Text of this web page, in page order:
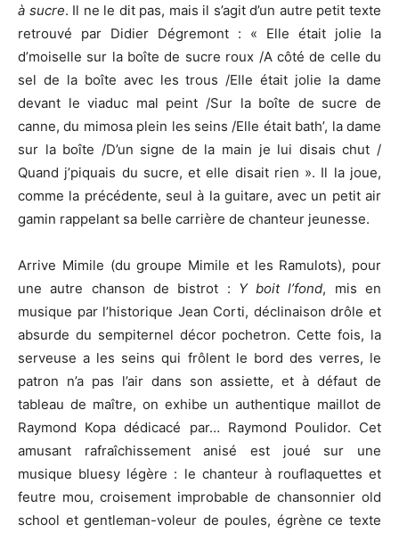
à sucre. Il ne le dit pas, mais il s’agit d’un autre petit texte
retrouvé par Didier Dégremont : « Elle était jolie la
d’moiselle sur la boîte de sucre roux /A côté de celle du
sel de la boîte avec les trous /Elle était jolie la dame
devant le viaduc mal peint /Sur la boîte de sucre de
canne, du mimosa plein les seins /Elle était bath’, la dame
sur la boîte /D’un signe de la main je lui disais chut /
Quand j’piquais du sucre, et elle disait rien ». Il la joue,
comme la précédente, seul à la guitare, avec un petit air
gamin rappelant sa belle carrière de chanteur jeunesse.
Arrive Mimile (du groupe Mimile et les Ramulots), pour
une autre chanson de bistrot : Y boit l’fond, mis en
musique par l’historique Jean Corti, déclinaison drôle et
absurde du sempiternel décor pochetron. Cette fois, la
serveuse a les seins qui frôlent le bord des verres, le
patron n’a pas l’air dans son assiette, et à défaut de
tableau de maître, on exhibe un authentique maillot de
Raymond Kopa dédicacé par… Raymond Poulidor. Cet
amusant rafraîchissement anisé est joué sur une
musique bluesy légère : le chanteur à rouflaquettes et
feutre mou, croisement improbable de chansonnier old
school et gentleman-voleur de poules, égrène ce texte